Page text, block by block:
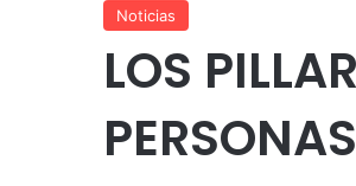
Noticias
LOS